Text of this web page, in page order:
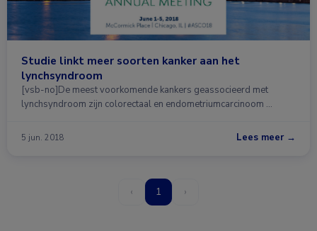
Studie linkt meer soorten kanker aan het
lynchsyndroom
[vsb-no]De meest voorkomende kankers geassocieerd met
lynchsyndroom zijn colorectaal en endometriumcarcinoom …
5 jun. 2018 Lees meer →
‹ 1 ›